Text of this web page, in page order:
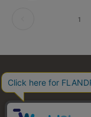
1
お問い合わせ